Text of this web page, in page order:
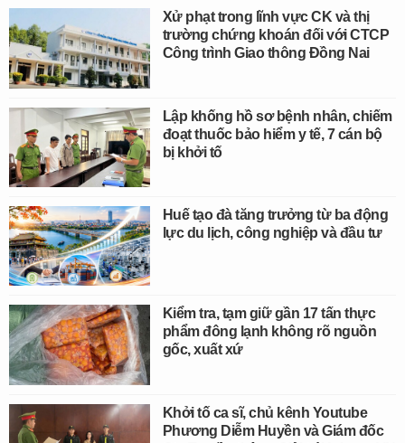
Xử phạt trong lĩnh vực CK và thị
trường chứng khoán đối với CTCP
Công trình Giao thông Đồng Nai
Lập khống hồ sơ bệnh nhân, chiếm
đoạt thuốc bảo hiểm y tế, 7 cán bộ
bị khởi tố
Huế tạo đà tăng trưởng từ ba động
lực du lịch, công nghiệp và đầu tư
Kiểm tra, tạm giữ gần 17 tấn thực
phẩm đông lạnh không rõ nguồn
gốc, xuất xứ
Khởi tố ca sĩ, chủ kênh Youtube
Phương Diễm Huyền và Giám đốc